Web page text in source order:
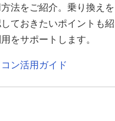
法をご紹介。乗り換えを
ておきたいポイントも紹
をサポートします。
ン活用ガイド